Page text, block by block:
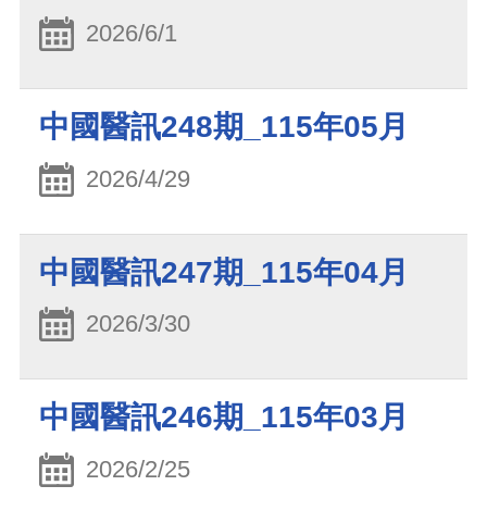
2026/6/1
中國醫訊248期_115年05月
2026/4/29
中國醫訊247期_115年04月
2026/3/30
中國醫訊246期_115年03月
2026/2/25